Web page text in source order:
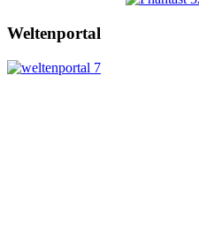
Weltenportal